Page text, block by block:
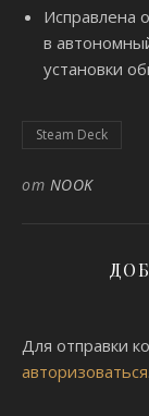
Исправлена
в
установки
Steam Deck
от NOOK
Для отправки
авторизоваться